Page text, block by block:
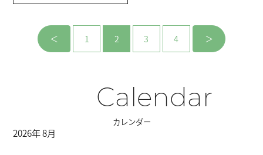
＜ 1 2 3 4 ＞
Calendar
カレンダー
2026年 8月